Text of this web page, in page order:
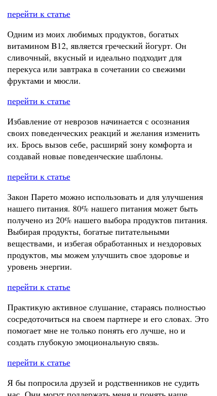
перейти к статье
Одним из моих любимых продуктов, богатых
витамином B12, является греческий йогурт. Он
сливочный, вкусный и идеально подходит для
перекуса или завтрака в сочетании со свежими
фруктами и мюсли.
перейти к статье
Избавление от неврозов начинается с осознания
своих поведенческих реакций и желания изменить
их. Брось вызов себе, расширяй зону комфорта и
создавай новые поведенческие шаблоны.
перейти к статье
Закон Парето можно использовать и для улучшения
нашего питания. 80% нашего питания может быть
получено из 20% нашего выбора продуктов питания.
Выбирая продукты, богатые питательными
веществами, и избегая обработанных и нездоровых
продуктов, мы можем улучшить свое здоровье и
уровень энергии.
перейти к статье
Практикую активное слушание, стараясь полностью
сосредоточиться на своем партнере и его словах. Это
помогает мне не только понять его лучше, но и
создать глубокую эмоциональную связь.
перейти к статье
Я бы попросила друзей и родственников не судить